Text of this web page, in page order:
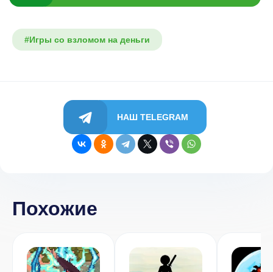
#Игры со взломом на деньги
НАШ TELEGRAM
Похожие